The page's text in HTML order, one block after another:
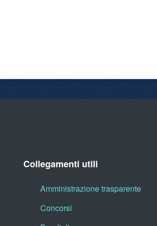
Collegamenti utili
Amministrazione trasparente
Concorsi